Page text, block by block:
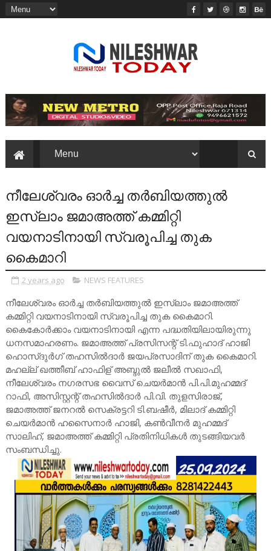
നീലേശ്വരം ഓർച്ച തർബിയത്തുൽ
ഇസ്ലാം ജമാഅത്ത് കമ്മിറ്റി
വയനാടിനായി സ്വരൂപിച്ച തുക
കൈമാറി
2 years ago NEWS FEATURES
നീലേശ്വരം ഓർച്ച തർബിയത്തുൽ ഇസ്ലാം ജമാഅത്ത്
കമ്മിറ്റി വയനാടിനായി സ്വരൂപിച്ച തുക കൈമാറി.
കൈകോർക്കാം വയനാടിനായി എന്ന പദ്ധതിയിലായിരുന്നു
ധനസമാഹരണം. ജമാഅത്ത് പ്രസിസന്റ് ടി.ഫുഹാദ് ഹാജി
ഹൊസ്ദുർഗ് തഹസിൽദാർ ജയപ്രസാദിന് തുക കൈമാറി.
മഹല്ല് ഖത്തീബ് ഹാഫിള് അബ്ദുൽ ജലീൽ സഖാഫി,
നീലേശ്വരം നഗരസഭ വൈസ് ചെയർമാൻ പി.പി.മുഹമ്മദ്
റാഫി, അസിസ്റ്റന്റ് തഹസിൽദാർ പി.വി. തുളസിരാജ്,
ജമാഅത്ത് ജനറൽ സെക്രട്ടറി ടി.ബഷീർ, മിലാദ് കമ്മിറ്റി
ചെയർമാൻ ഹസൈനാർ ഹാജി, കൺവീനർ മുഹമ്മദ്
സാലിഹ്, ജമാഅത്ത് കമ്മിറ്റി പ്രതിനിധികൾ തുടങ്ങിയവർ
സംബന്ധിച്ചു.